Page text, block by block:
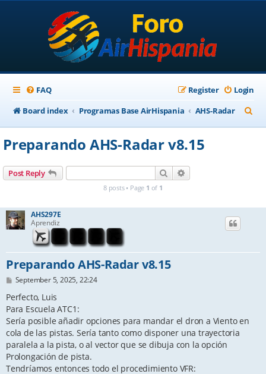
FAQ Login
Register
Board index
Programas Base AirHispania AHS-Radar
e
Preparando AHS-Radar v8.15
Post Reply Search
8 posts • Page 1 of 1
AHS297E
Aprendiz
Preparando AHS-Radar v8.15
P
s
September 5, 2025, 22:24
Perfecto, Luis
Para Escuela ATC1:
Sería posible añadir opciones para mandar el dron a Viento en
cola de las pistas. Sería tanto como disponer una trayectoria
paralela a la pista, o al vector que se dibuja con la opción
Prolongación de pista.
Tendríamos entonces todo el procedimiento VFR: